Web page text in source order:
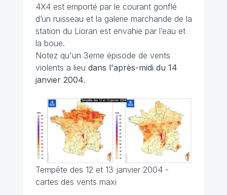
4X4 est emporté par le courant gonflé
d’un ruisseau et la galerie marchande de la
station du Lioran est envahie par l’eau et
la boue.
Notez qu'un 3eme épisode de vents
violents a lieu dans l'après-midi du 14
janvier 2004.
Tempête des 12 et 13 janvier 2004 -
cartes des vents maxi